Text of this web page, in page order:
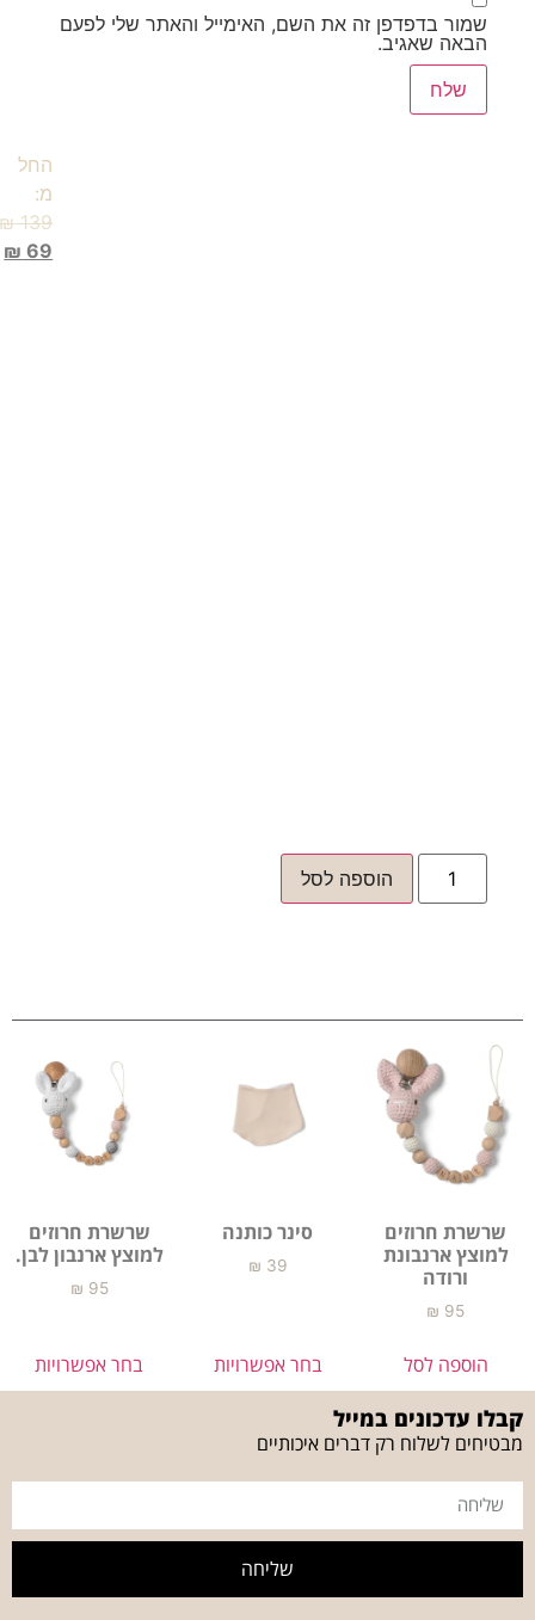
שמור בדפדפן זה את השם, האימייל והאתר שלי לפעם
הבאה שאגיב.
הוספה לסל
החל
מ:
₪139
₪ 69
שרשרת חרוזים
למוצץ ארנבונת
ורודה
₪ 95
הוספה לסל
סינר כותנה
₪ 39
בחר אפשרויות
שרשרת חרוזים
למוצץ ארנבון לבן.
₪ 95
בחר אפשרויות
קבלו עדכונים במייל
מבטיחים לשלוח רק דברים איכותיים
שליחה